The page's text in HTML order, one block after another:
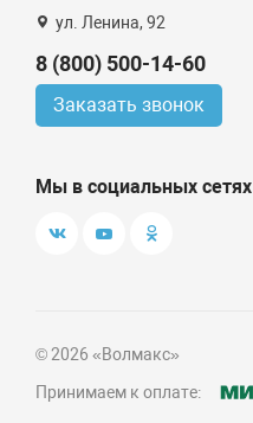
ул. Ленина, 92
8 (800) 500-14-60
Заказать звонок
Мы в социальных сетях
© 2026 «Волмакс»
Принимаем к оплате: